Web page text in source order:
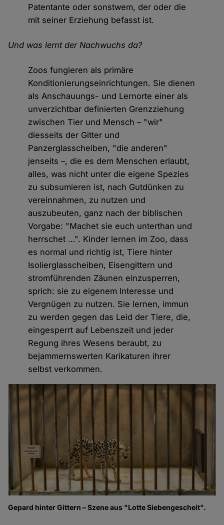
Patentante oder sonstwem, der oder die
mit seiner Erziehung befasst ist.
Und was lernt der Nachwuchs da?
Zoos fungieren als primäre
Konditionierungseinrichtungen. Sie dienen
als Anschauungs- und Lernorte einer als
unverzichtbar definierten Grenzziehung
zwischen Tier und Mensch – "wir"
diesseits der Gitter und
Panzerglasscheiben, "die anderen"
jenseits –, die es dem Menschen erlaubt,
alles, was nicht unter die eigene Spezies
zu subsumieren ist, nach Gutdünken zu
vereinnahmen, zu nutzen und
auszubeuten, ganz nach der biblischen
Vorgabe: "Machet sie euch unterthan und
herrschet …". Kinder lernen im Zoo, dass
es normal und richtig ist, Tiere hinter
Isolierglasscheiben, Eisengittern und
stromführenden Zäunen einzusperren,
sprich: sie zu eigenem Interesse und
Vergnügen zu nutzen. Sie lernen, immun
zu werden gegen das Leid der Tiere, die,
eingesperrt auf Lebenszeit und jeder
Regung ihres Wesens beraubt, zu
bejammernswerten Karikaturen ihrer
selbst verkommen.
Gepard hinter Gittern – Szene aus "Lotte Siebengescheit".